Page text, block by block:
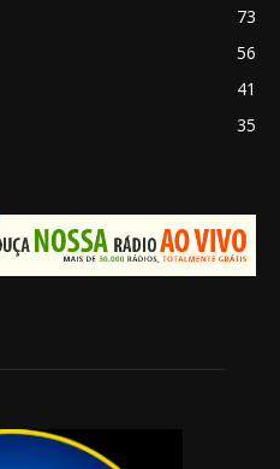
73
56
41
35